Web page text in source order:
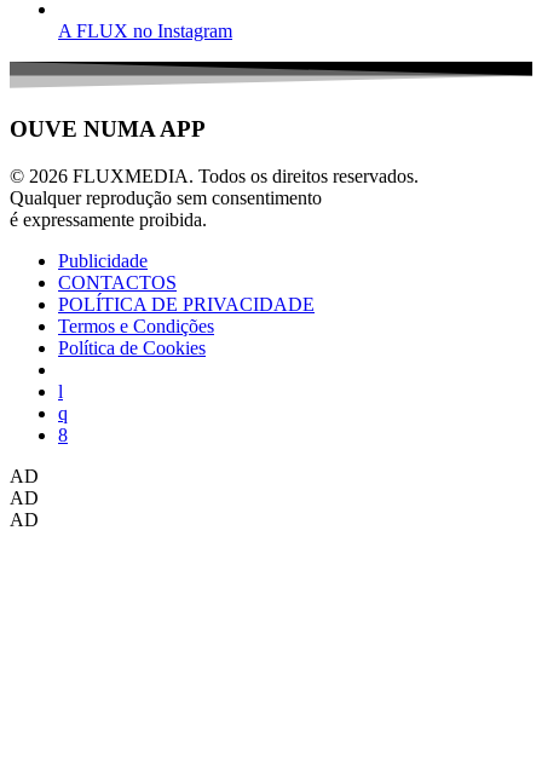
A FLUX no Instagram
OUVE NUMA APP
© 2026 FLUXMEDIA. Todos os direitos reservados.
Qualquer reprodução sem consentimento
é expressamente proibida.
Publicidade
CONTACTOS
POLÍTICA DE PRIVACIDADE
Termos e Condições
Política de Cookies
AD
AD
AD